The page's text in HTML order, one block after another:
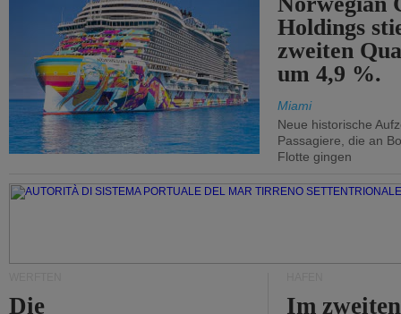
Holdings
zweiten
um 4,9 %.
Miami
Neue historische
Passagiere, die an
Flotte gingen
Die
Im